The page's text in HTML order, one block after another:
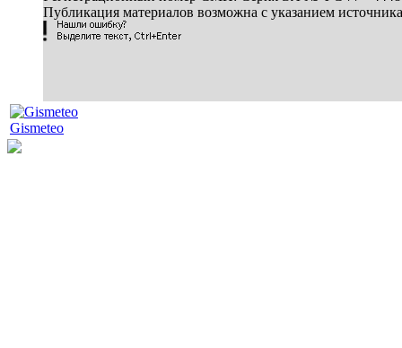
Публикация материалов возможна с указанием
Gismeteo